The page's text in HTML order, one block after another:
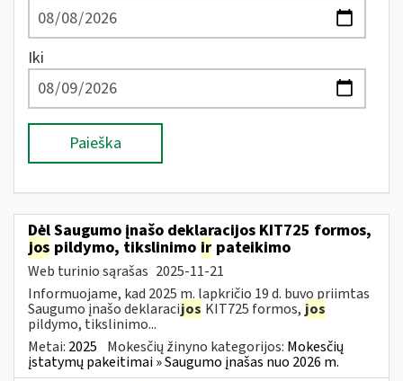
Iki
Paieška
Dėl Saugumo įnašo deklaracijos KIT725 formos,
jos pildymo, tikslinimo ir pateikimo
Web turinio sąrašas 2025-11-21
Informuojame, kad 2025 m. lapkričio 19 d. buvo priimtas
Saugumo įnašo deklaracijos KIT725 formos, jos
pildymo, tikslinimo...
Metai: 2025 Mokesčių žinyno kategorijos: Mokesčių
įstatymų pakeitimai » Saugumo įnašas nuo 2026 m.